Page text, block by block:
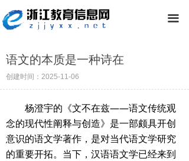
끀
语文的本质是一种诗在
杨澄宇的《文不在兹——语文传统观
念的现代性阐释与创造》是一部颇具开创
意识的语文学著作，是对当代语文学研究
的重要开拓。当下，汉语语文学已经来到
创建时间： 2025-11-06